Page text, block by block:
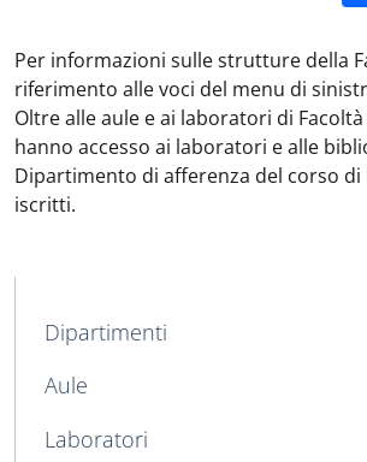
Per informazioni sulle strutture della
riferimento alle voci del menu di
Oltre alle aule e ai laboratori di
hanno accesso ai laboratori e alle
Dipartimento di afferenza del corso di
iscritti.
MAIN NAVIGATION
Dipartimenti
Aule
Laboratori